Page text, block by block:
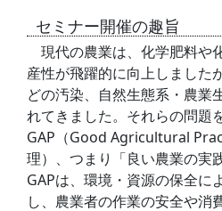
セミナー開催の趣旨
現代の農業は、化学肥料や
産性が飛躍的に向上しました
どの汚染、自然生態系・農業
れてきました。それらの問題
GAP（Good Agricultural
理）、つまり「良い農業の実
GAPは、環境・資源の保全に
し、農業者の作業の安全や消